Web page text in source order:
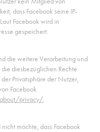
dass Facebook seine IP-
Facebook wird in
gespeichert.
die weitere Verarbeitung und
diesbezüglichen Rechte
Privatsphäre der Nutzer,
Facebook
privacy/.
möchte, dass Facebook